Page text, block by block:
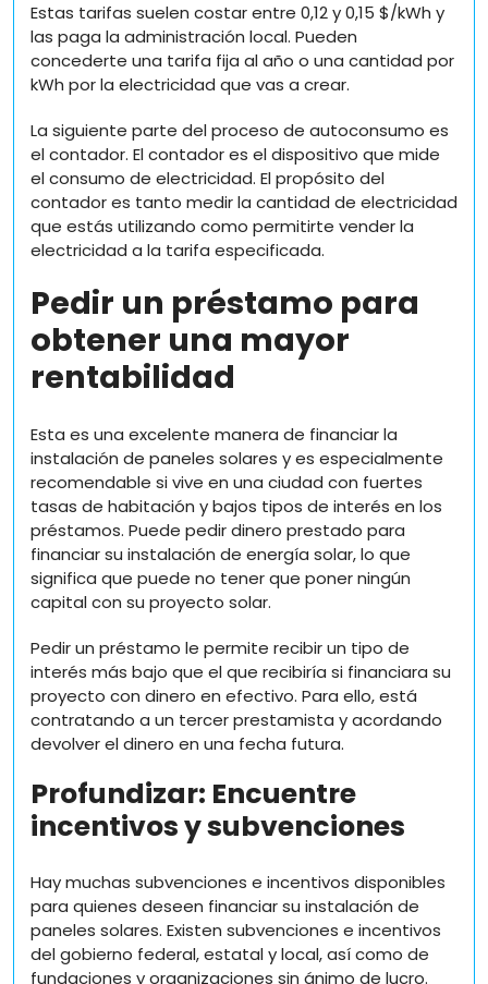
Estas tarifas suelen costar entre 0,12 y 0,15 $/kWh y
las paga la administración local. Pueden
concederte una tarifa fija al año o una cantidad por
kWh por la electricidad que vas a crear.
La siguiente parte del proceso de autoconsumo es
el contador. El contador es el dispositivo que mide
el consumo de electricidad. El propósito del
contador es tanto medir la cantidad de electricidad
que estás utilizando como permitirte vender la
electricidad a la tarifa especificada.
Pedir un préstamo para
obtener una mayor
rentabilidad
Esta es una excelente manera de financiar la
instalación de paneles solares y es especialmente
recomendable si vive en una ciudad con fuertes
tasas de habitación y bajos tipos de interés en los
préstamos. Puede pedir dinero prestado para
financiar su instalación de energía solar, lo que
significa que puede no tener que poner ningún
capital con su proyecto solar.
Pedir un préstamo le permite recibir un tipo de
interés más bajo que el que recibiría si financiara su
proyecto con dinero en efectivo. Para ello, está
contratando a un tercer prestamista y acordando
devolver el dinero en una fecha futura.
Profundizar: Encuentre
incentivos y subvenciones
Hay muchas subvenciones e incentivos disponibles
para quienes deseen financiar su instalación de
paneles solares. Existen subvenciones e incentivos
del gobierno federal, estatal y local, así como de
fundaciones y organizaciones sin ánimo de lucro.